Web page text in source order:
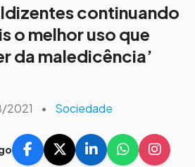
continuando
o melhor uso que
da maledicência’
2021 • Sociedade